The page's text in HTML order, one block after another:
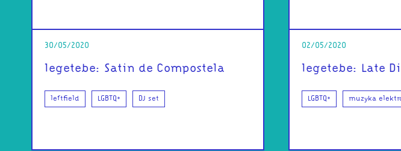
30/05/2020
legetebe: Satin de Compostela
leftfield LGBTQ+ DJ set
02/05/2020
legetebe: Late
LGBTQ+ muzyka